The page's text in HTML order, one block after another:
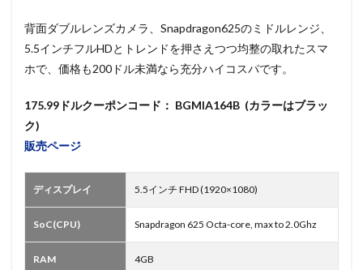
背面ダブルレンズカメラ、Snapdragon625のミドルレンジ、
5.5インチフルHDとトレンドを押さえつつ均整の取れたスマ
ホで、価格も200ドル未満なら充分ハイコスパです。
175.99ドルクーポンコード： BGMIA164B (カラーはブラッ
ク)
販売ページ
ディスプレイ 5.5インチ FHD (1920×1080)
SoC(CPU) Snapdragon 625 Octa-core, max to 2.0Ghz
RAM 4GB